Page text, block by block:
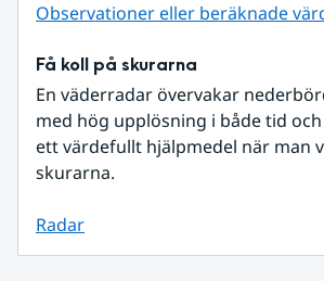
Observationer eller beräknade
Få koll på skurarna
En väderradar övervakar
med hög upplösning i både tid
ett värdefullt hjälpmedel när man
skurarna.
Radar